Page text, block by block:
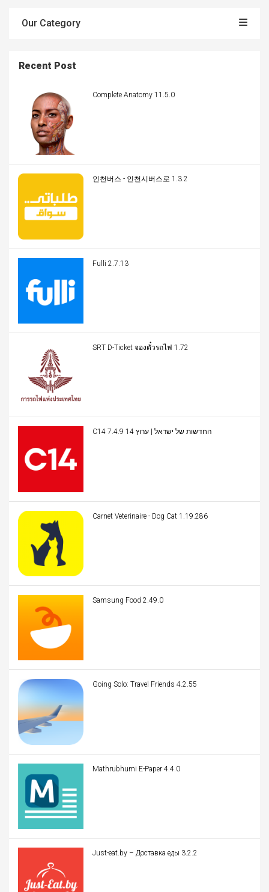
Our Category
Recent Post
Complete Anatomy 11.5.0
인천버스 - 인천시버스로 1.3.2
Fulli 2.7.13
SRT D-Ticket จองตั๋วรถไฟ 1.72
C14 החדשות של ישראל | ערוץ 14 7.4.9
Carnet Veterinaire - Dog Cat 1.19.286
Samsung Food 2.49.0
Going Solo: Travel Friends 4.2.55
Mathrubhumi E-Paper 4.4.0
Just-eat.by – Доставка еды 3.2.2